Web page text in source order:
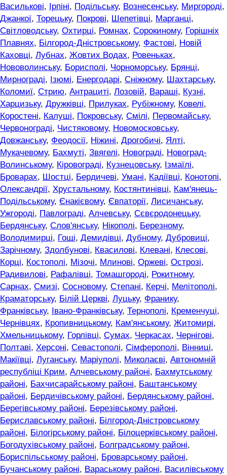
Василькові, Ірпіні, Подільську, Вознесенську, Миргороді,
Джанкої, Торецьку, Покрові, Шепетівці, Марганці,
Світловодську, Охтирці, Ромнах, Сорокиному, Горішніх
Плавнях, Білгород-Дністровському, Фастові, Новій
Каховці, Лубнах, Жовтих Водах, Ровеньках,
Нововолинську, Борисполі, Чорноморську, Брянці,
Мирнограді, Ізюмі, Енергодарі, Сніжному, Шахтарську,
Коломиї, Стрию, Антрациті, Лозовій, Вараші, Кузні,
Харцизьку, Дружківці, Прилуках, Рубіжному, Ковелі,
Коростені, Калуші, Покровську, Смілі, Первомайську,
Червонограді, Чистяковому, Новомосковську,
Довжанську, Феодосії, Ніжині, Дрогобичі, Ялті,
Мукачевому, Бахмуті, Звягелі, Новограді, Новоград-
Волинському, Кіровограді, Кузнецовську, Ізмаїлі,
Броварах, Шостці, Бердичеві, Умані, Кадіївці, Конотопі,
Олександрії, Хрустальному, Костянтинівці, Кам'янець-
Подільському, Єнакієвому, Євпаторії, Лисичанську,
Ужгороді, Павлограді, Алчевську, Сєвєродонецьку,
Бердянську, Слов'янську, Нікополі, Березному,
Володимирці, Гощі, Демидівці, Дубному, Дубровиці,
Зарічному, Здолбунові, Квасилові, Клевані, Клесові,
Корці, Костополі, Мізочі, Млинові, Оржеві, Острозі,
Радивилові, Рафалівці, Томашгороді, Рокитному,
Сарнах, Смизі, Сосновому, Степані, Керчі, Мелітополі,
Краматорську, Білій Церкві, Луцьку, Франику,
Франківську, Івано-Франківську, Тернополі, Кременчуці,
Чернівцях, Кропивницькому, Кам'янському, Житомирі,
Хмельницькому, Горлівці, Сумах, Черкасах, Чернігові,
Полтаві, Херсоні, Севастополі, Сімферополі, Вінниці,
Макіївці, Луганську, Маріуполі, Миколаєві, Автономній
республіці Крим, Алчевському районі, Бахмутському
районі, Бахчисарайському районі, Баштанському
районі, Бердичівському районі, Бердянському районі,
Берегівському районі, Березівському районі,
Бериславському районі, Білгород-Дністровському
районі, Білогірському районі, Білоцерківському районі,
Богодухівському районі, Болградському районі,
Бориспільському районі, Броварському районі,
Бучанському районі, Вараському районі, Василівському